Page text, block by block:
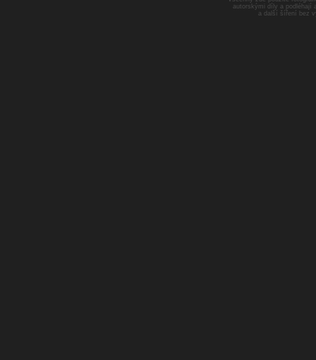
autorskými díly a podléhají
a další šíření bez